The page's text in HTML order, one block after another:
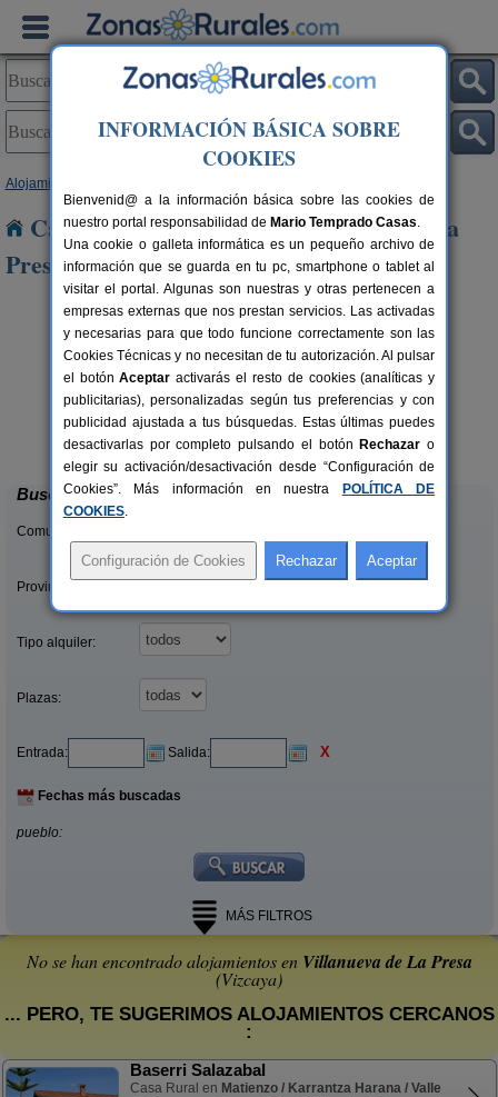
Alojamientos
Casas Rurales cerca de Villanueva de La
Presa
20 pers.
desde15 €
Monte Baserria
Bolíbar (Vizcaya)
Buscar
Comunidades:
Provincias/Islas:
Tipo alquiler:
Plazas:
Entrada: Salida: X
Fechas más buscadas
pueblo:
MÁS FILTROS
No se han encontrado alojamientos en Villanueva de La Presa
(Vizcaya)
... PERO, TE SUGERIMOS ALOJAMIENTOS CERCANOS
:
Baserri Salazabal
Casa Rural en Matienzo / Karrantza Harana / Valle
INFORMACIÓN BÁSICA SOBRE
COOKIES
Bienvenid@ a la información básica sobre las cookies de
nuestro portal responsabilidad de Mario Temprado Casas.
Una cookie o galleta informática es un pequeño archivo de
información que se guarda en tu pc, smartphone o tablet al
visitar el portal. Algunas son nuestras y otras pertenecen a
empresas externas que nos prestan servicios. Las activadas
y necesarias para que todo funcione correctamente son las
Cookies Técnicas y no necesitan de tu autorización. Al pulsar
el botónAceptar activarás el resto de cookies (analíticas y
publicitarias), personalizadas según tus preferencias y con
publicidad ajustada a tus búsquedas. Estas últimas puedes
desactivarlas por completo pulsando el botón Rechazar o
elegir su activación/desactivación desde “Configuración de
Cookies”. Más información en nuestra
POLÍTICA DE
COOKIES.